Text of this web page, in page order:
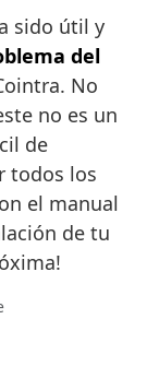
sido útil y
del
No
no es un
de
todos los
el manual
de tu